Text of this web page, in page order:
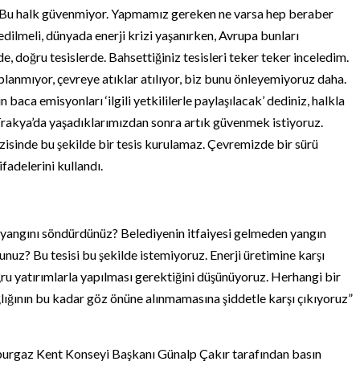
halk güvenmiyor. Yapmamız gereken ne varsa hep beraber
dünyada enerji krizi yaşanırken, Avrupa bunları
doğru tesislerde. Bahsettiğiniz tesisleri teker teker inceledim.
çevreye atıklar atılıyor, biz bunu önleyemiyoruz daha.
emisyonları ‘ilgili yetkililerle paylaşılacak’ dediniz, halkla
yaşadıklarımızdan sonra artık güvenmek istiyoruz.
bu şekilde bir tesis kurulamaz. Çevremizde bir sürü
kullandı.
söndürdünüz? Belediyenin itfaiyesi gelmeden yangın
Bu tesisi bu şekilde istemiyoruz. Enerji üretimine karşı
yatırımlarla yapılması gerektiğini düşünüyoruz. Herhangi bir
bu kadar göz önüne alınmamasına şiddetle karşı çıkıyoruz”
Kent Konseyi Başkanı Günalp Çakır tarafından basın